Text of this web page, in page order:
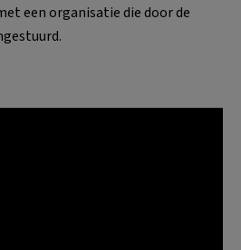
een organisatie die door de